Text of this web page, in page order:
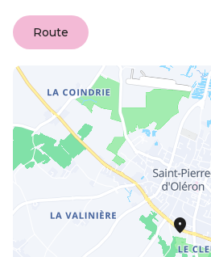
Route